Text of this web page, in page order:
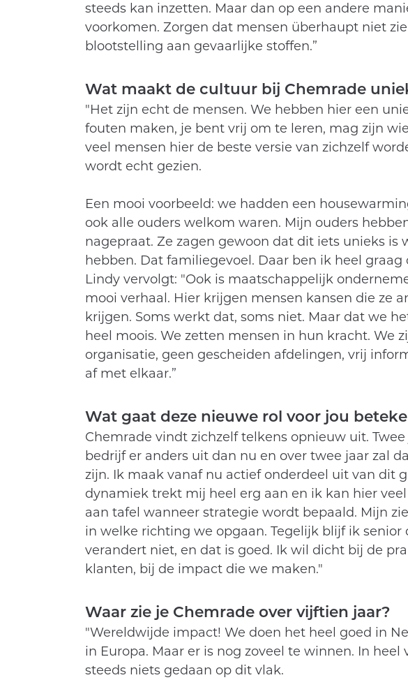
steeds kan inzetten. Maar dan op een andere
voorkomen. Zorgen dat mensen überhaupt niet
blootstelling aan gevaarlijke stoffen.”
Wat maakt de cultuur bij Chemrade
"Het zijn echt de mensen. We hebben hier een
fouten maken, je bent vrij om te leren, mag zijn
veel mensen hier de beste versie van zichzelf
wordt echt gezien.
Een mooi voorbeeld: we hadden een
ook alle ouders welkom waren. Mijn ouders
nagepraat. Ze zagen gewoon dat dit iets unieks is
hebben. Dat familiegevoel. Daar ben ik heel graag
Lindy vervolgt: "Ook is maatschappelijk
mooi verhaal. Hier krijgen mensen kansen die ze
krijgen. Soms werkt dat, soms niet. Maar dat we
heel moois. We zetten mensen in hun kracht. We
organisatie, geen gescheiden afdelingen, vrij
af met elkaar.”
Wat gaat deze nieuwe rol voor jou
Chemrade vindt zichzelf telkens opnieuw uit.
bedrijf er anders uit dan nu en over twee jaar zal
zijn. Ik maak vanaf nu actief onderdeel uit van dit
dynamiek trekt mij heel erg aan en ik kan hier
aan tafel wanneer strategie wordt bepaald. Mijn
in welke richting we opgaan. Tegelijk blijf ik
verandert niet, en dat is goed. Ik wil dicht bij de
klanten, bij de impact die we maken."
Waar zie je Chemrade over vijftien jaar?
"Wereldwijde impact! We doen het heel goed in
in Europa. Maar er is nog zoveel te winnen. In
steeds niets gedaan op dit vlak.